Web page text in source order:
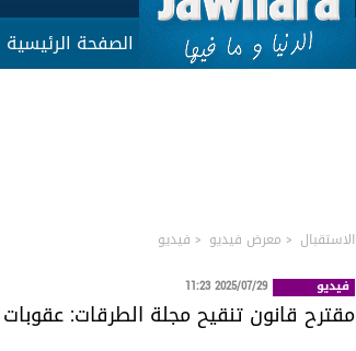
الصفحة الرئيسية
الاستقبال < معرض فيديو < فيديو
فيديو 2025/07/29 11:23
مقترح قانون تنقيح مجلة الطرقات: